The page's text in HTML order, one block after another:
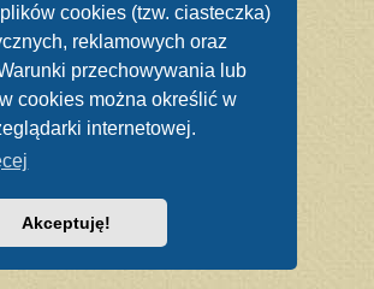
cookies (tzw. ciasteczka)
reklamowych oraz
przechowywania lub
cookies można określić w
internetowej.
Akceptuję!